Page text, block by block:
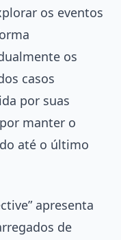
os eventos
os
casos
por suas
manter o
até o último
apresenta
de